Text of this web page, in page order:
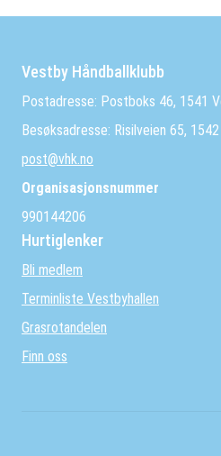
Vestby Håndballklubb
Postadresse: Postboks 46, 1541
Besøksadresse: Risilveien 65,
post@vhk.no
Organisasjonsnummer
990144206
Hurtiglenker
Bli medlem
Terminliste Vestbyhallen
Grasrotandelen
Finn oss